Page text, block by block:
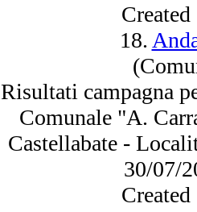
18.
Risultati campagna
Comunale "A.
Castellabate -
30/07/